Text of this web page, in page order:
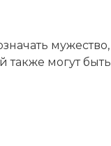
мужество,
также могут быть